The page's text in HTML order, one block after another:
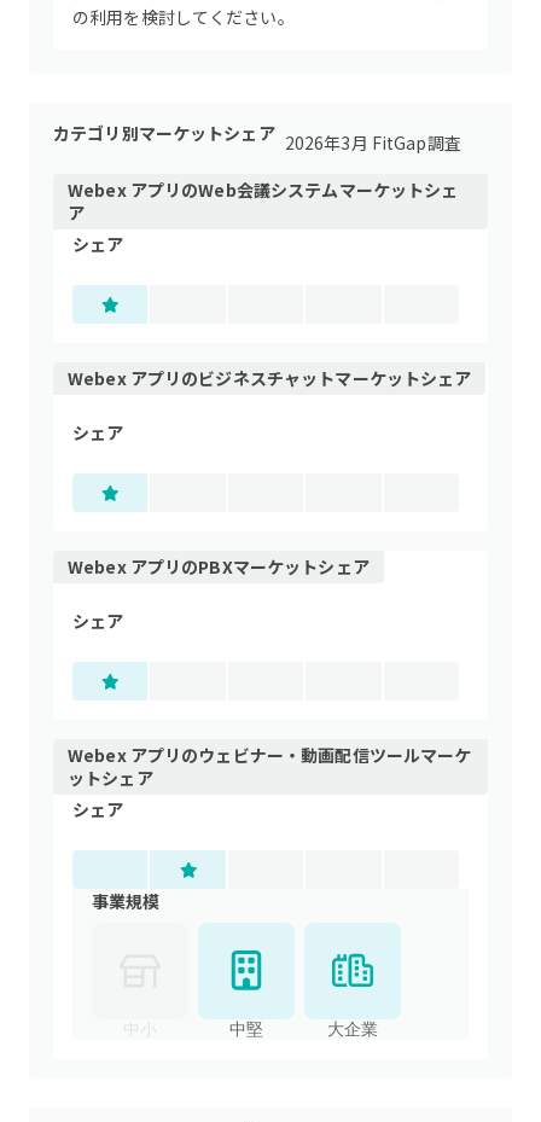
の利用を検討してください。
カテゴリ別マーケットシェア 2026年3月 FitGap調査
Webex アプリ のWeb会議システムマーケットシェ
ア
シェア
Webex アプリ のビジネスチャットマーケットシェア
シェア
Webex アプリ のPBXマーケットシェア
シェア
Webex アプリ のウェビナー・動画配信ツールマーケ
ットシェア
シェア
事業規模
中堅 大企業